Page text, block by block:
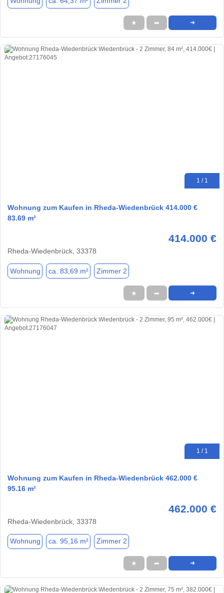
★ ➦ ➜
1 / 1
Wohnung zum Kaufen in Rheda-Wiedenbrück 414.000 €
83.69 m²
414.000 €
Rheda-Wiedenbrück, 33378
Wohnung ca. 83,69 m² Zimmer 2
★ ➦ ➜
1 / 1
Wohnung zum Kaufen in Rheda-Wiedenbrück 462.000 €
95.16 m²
462.000 €
Rheda-Wiedenbrück, 33378
Wohnung ca. 95,16 m² Zimmer 2
★ ➦ ➜